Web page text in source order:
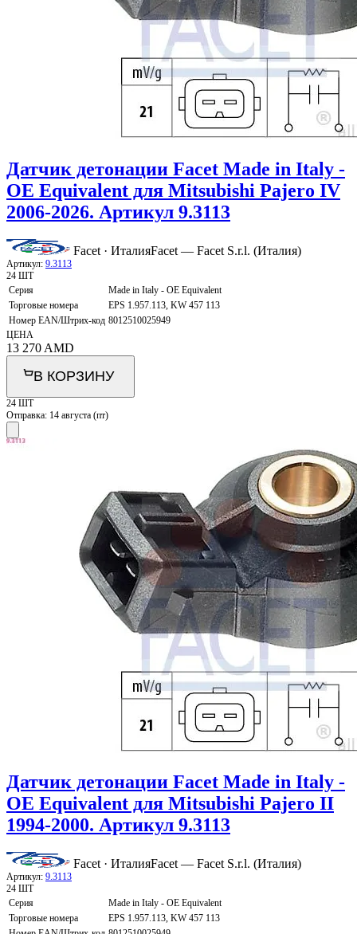
Датчик детонации Facet Made in Italy -
OE Equivalent для Mitsubishi Pajero IV
2006-2026. Артикул 9.3113
Facet · ИталияFacet — Facet S.r.l. (Италия)
Артикул: 9.3113
24 ШТ
Серия
Made in Italy - OE Equivalent
Торговые номера
EPS 1.957.113, KW 457 113
Номер EAN/Штрих-код 8012510025949
ЦЕНА
13 270 AMD
В КОРЗИНУ
24 ШТ
Отправка: 14 августа (пт)
Датчик детонации Facet Made in Italy -
OE Equivalent для Mitsubishi Pajero II
1994-2000. Артикул 9.3113
Facet · ИталияFacet — Facet S.r.l. (Италия)
Артикул: 9.3113
24 ШТ
Серия
Made in Italy - OE Equivalent
Торговые номера
EPS 1.957.113, KW 457 113